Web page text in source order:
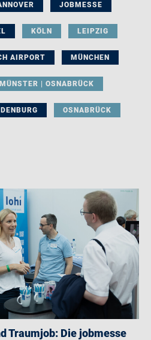
JOBMESSE
KÖLN LEIPZIG
AIRPORT MÜNCHEN
MÜNSTER | OSNABRÜCK
OSNABRÜCK
Traumjob: Die jobmesse